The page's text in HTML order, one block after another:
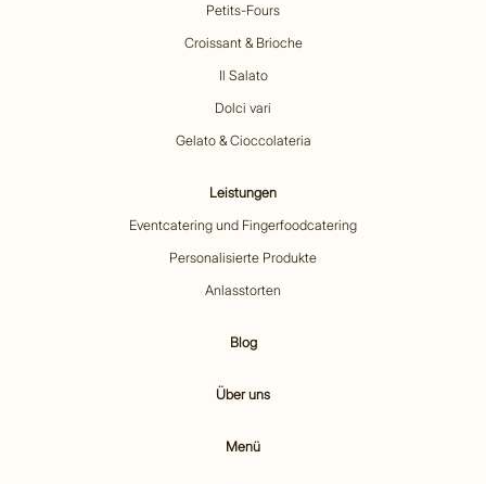
Petits-Fours
Croissant & Brioche
Il Salato
Dolci vari
Gelato & Cioccolateria
Leistungen
Eventcatering und Fingerfoodcatering
Personalisierte Produkte
Anlasstorten
Blog
Über uns
Menü